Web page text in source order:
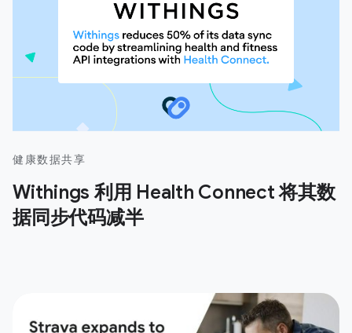
健康数据共享
Withings 利用 Health Connect 将其数
据同步代码减半